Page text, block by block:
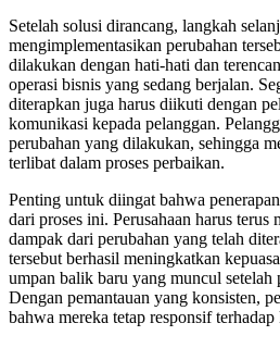
Setelah solusi dirancang, langkah
mengimplementasikan perubahan
dilakukan dengan hati-hati dan
operasi bisnis yang sedang berjalan.
diterapkan juga harus diikuti dengan
komunikasi kepada pelanggan.
perubahan yang dilakukan, sehingga
terlibat dalam proses perbaikan.
Penting untuk diingat bahwa
dari proses ini. Perusahaan harus terus
dampak dari perubahan yang telah
tersebut berhasil meningkatkan
umpan balik baru yang muncul setelah
Dengan pemantauan yang konsisten,
bahwa mereka tetap responsif